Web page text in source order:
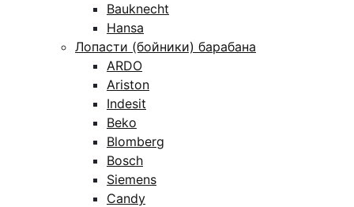
Bauknecht
Hansa
Лопасти (бойники) барабана
ARDO
Ariston
Indesit
Beko
Blomberg
Bosch
Siemens
Candy